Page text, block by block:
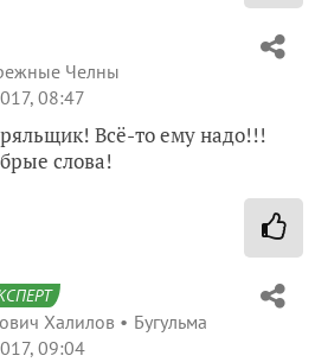
Челны
08:47
Всё-то ему надо!!!
слова!
Халилов
Бугульма
09:04